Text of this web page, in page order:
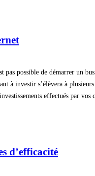
possible de démarrer un
à investir s’élèvera à
effectués par
d’efficacité